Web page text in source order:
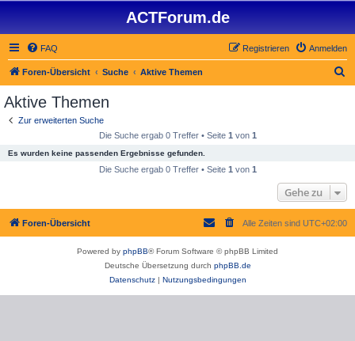
ACTForum.de
FAQ Anmelden
Registrieren
Foren-Übersicht Suche Aktive Themen
Aktive Themen
Zur erweiterten Suche
Die Suche ergab 0 Treffer • Seite 1 von 1
Es wurden keine passenden Ergebnisse gefunden.
Die Suche ergab 0 Treffer • Seite 1 von 1
Gehe zu
Foren-Übersicht Alle Zeiten sind UTC+02:00
Powered by phpBB® Forum Software © phpBB Limited
Deutsche Übersetzung durch phpBB.de
Datenschutz| Nutzungsbedingungen